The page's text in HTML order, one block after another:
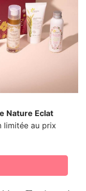
Nature Eclat
limitée au prix